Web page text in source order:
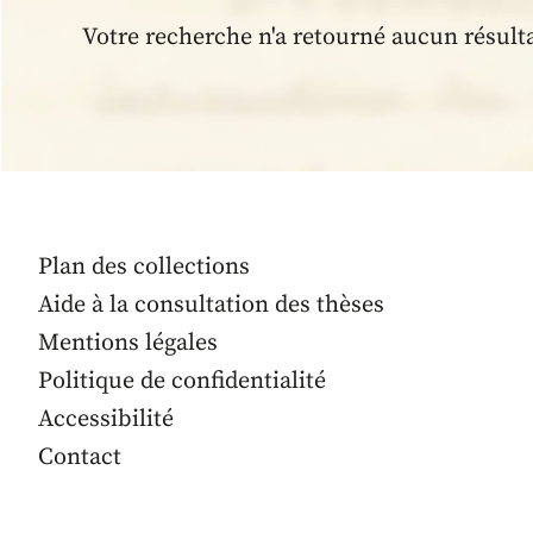
Votre recherche n'a retourné aucun
Plan des collections
Aide à la consultation des thèses
Mentions légales
Politique de confidentialité
Accessibilité
Contact